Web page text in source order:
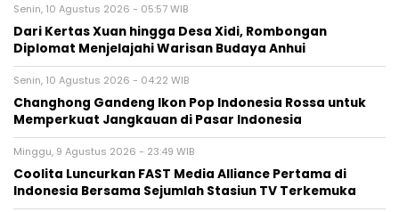
Senin, 10 Agustus 2026 - 05:57 WIB
Dari Kertas Xuan hingga Desa Xidi, Rombongan
Diplomat Menjelajahi Warisan Budaya Anhui
Senin, 10 Agustus 2026 - 04:22 WIB
Changhong Gandeng Ikon Pop Indonesia Rossa untuk
Memperkuat Jangkauan di Pasar Indonesia
Minggu, 9 Agustus 2026 - 23:49 WIB
Coolita Luncurkan FAST Media Alliance Pertama di
Indonesia Bersama Sejumlah Stasiun TV Terkemuka